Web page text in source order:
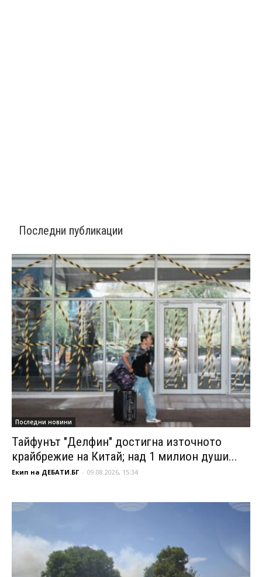
Последни публикации
Последни новини
Тайфунът "Делфин" достигна източното
крайбрежие на Китай; над 1 милион души...
Екип на ДЕБАТИ.БГ - 09.08.2026, 15:34